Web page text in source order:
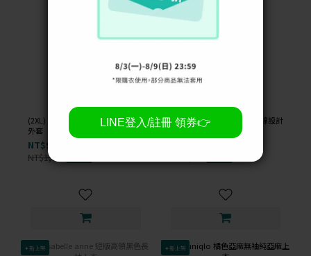
(2XL) rue xi 毛毛連帽兔耳朵白色
外套
NT$99
NT$1,000
(M) the madre 西裝撞色車線設計
灰色外套
✦新上架 ✦新上架